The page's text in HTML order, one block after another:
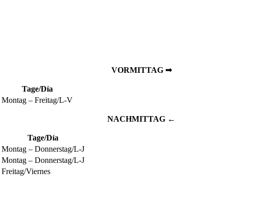
VORMITTAG ➟
Tage/Día
Montag – Freitag/L-V
NACHMITTAG ←
Tage/Día
Montag – Donnerstag/L-J
Montag – Donnerstag/L-J
Freitag/Viernes